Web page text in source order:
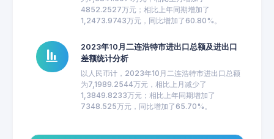
4852.2527万元；相比上年同期增加了
1,2473.9743万元，同比增加了60.80%。
2023年10月二连浩特市进出口总额及进出口
差额统计分析
以人民币计，2023年10月二连浩特市进出口总额
为7,1989.2544万元，相比上月减少了
1,3849.8233万元；相比上年同期增加了
7348.525万元，同比增加了65.70%。